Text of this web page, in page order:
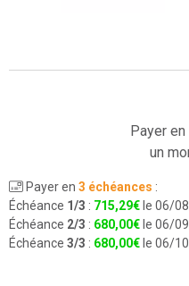
Payer
un
Payer en 3 échéances :
Échéance 1/3 : 715,29€ le 06/
Échéance 2/3 : 680,00€ le 06/
Échéance 3/3 : 680,00€ le 06/